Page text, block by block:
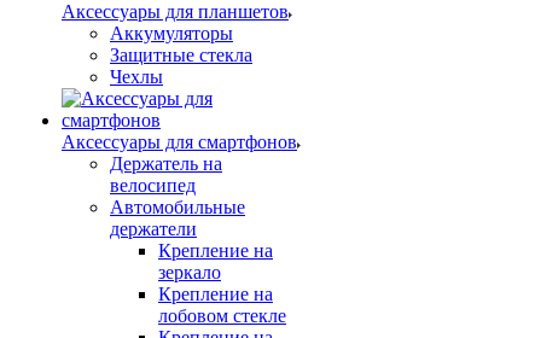
Аксессуары для планшетов
Аккумуляторы
Защитные стекла
Чехлы
Аксессуары для смартфонов
Держатель на
велосипед
Автомобильные
держатели
Крепление на
зеркало
Крепление на
лобовом стекле